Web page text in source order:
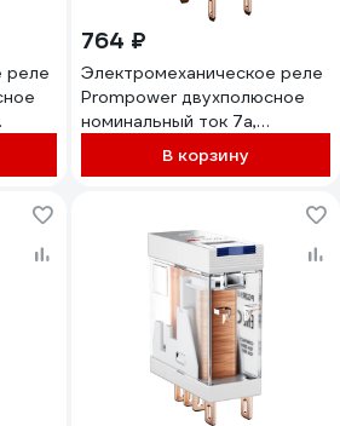
реле
s
764 ₽
Электромеханическое реле
Prompower двухполюсное
номинальный ток 7а,
управление 220vac, pg2r2-s
ac230 PG2R2SAC230
В корзину